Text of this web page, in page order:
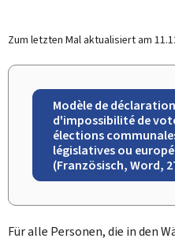
Zum letzten Mal aktualisiert am
Modèle de déclaration
d'impossibilité de
élections
législatives ou
(Französisch, Word,
Für alle Personen, die in den